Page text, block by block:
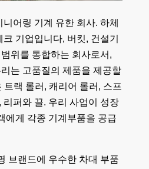
어링 기계 유한 회사. 하체
기업입니다, 버킷, 건설기
위를 통합하는 회사로서,
는 고품질의 제품을 제공할
트랙 롤러 , 캐리어 롤러 , 스프
리퍼와 끌. 우리 사업이 성장
에게 각종 기계부품을 공급
브랜드에 우수한 차대 부품